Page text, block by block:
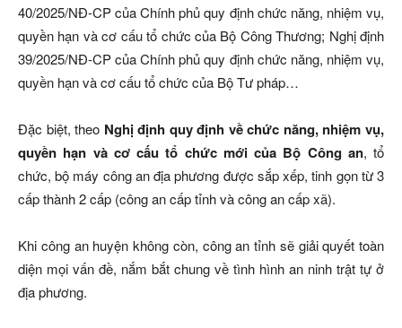
40/2025/NĐ-CP của Chính phủ quy định chức năng, nhiệm vụ,
quyền hạn và cơ cấu tổ chức của Bộ Công Thương; Nghị định
39/2025/NĐ-CP của Chính phủ quy định chức năng, nhiệm vụ,
quyền hạn và cơ cấu tổ chức của Bộ Tư pháp…
Đặc biệt, theo Nghị định quy định về chức năng, nhiệm vụ,
quyền hạn và cơ cấu tổ chức mới của Bộ Công an, tổ
chức, bộ máy công an địa phương được sắp xếp, tinh gọn từ 3
cấp thành 2 cấp (công an cấp tỉnh và công an cấp xã).
Khi công an huyện không còn, công an tỉnh sẽ giải quyết toàn
diện mọi vấn đề, nắm bắt chung về tình hình an ninh trật tự ở
địa phương.